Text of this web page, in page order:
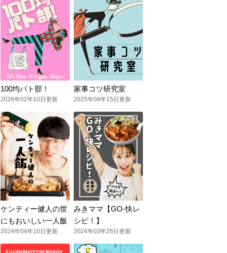
100均パト部！
2026年02年10日更新
家事コツ研究室
2025年04年15日更新
ケンティー健人の世
にもおいしい一人飯
2024年04年10日更新
みきママ【GO-快レ
シピ！】
2024年03年26日更新